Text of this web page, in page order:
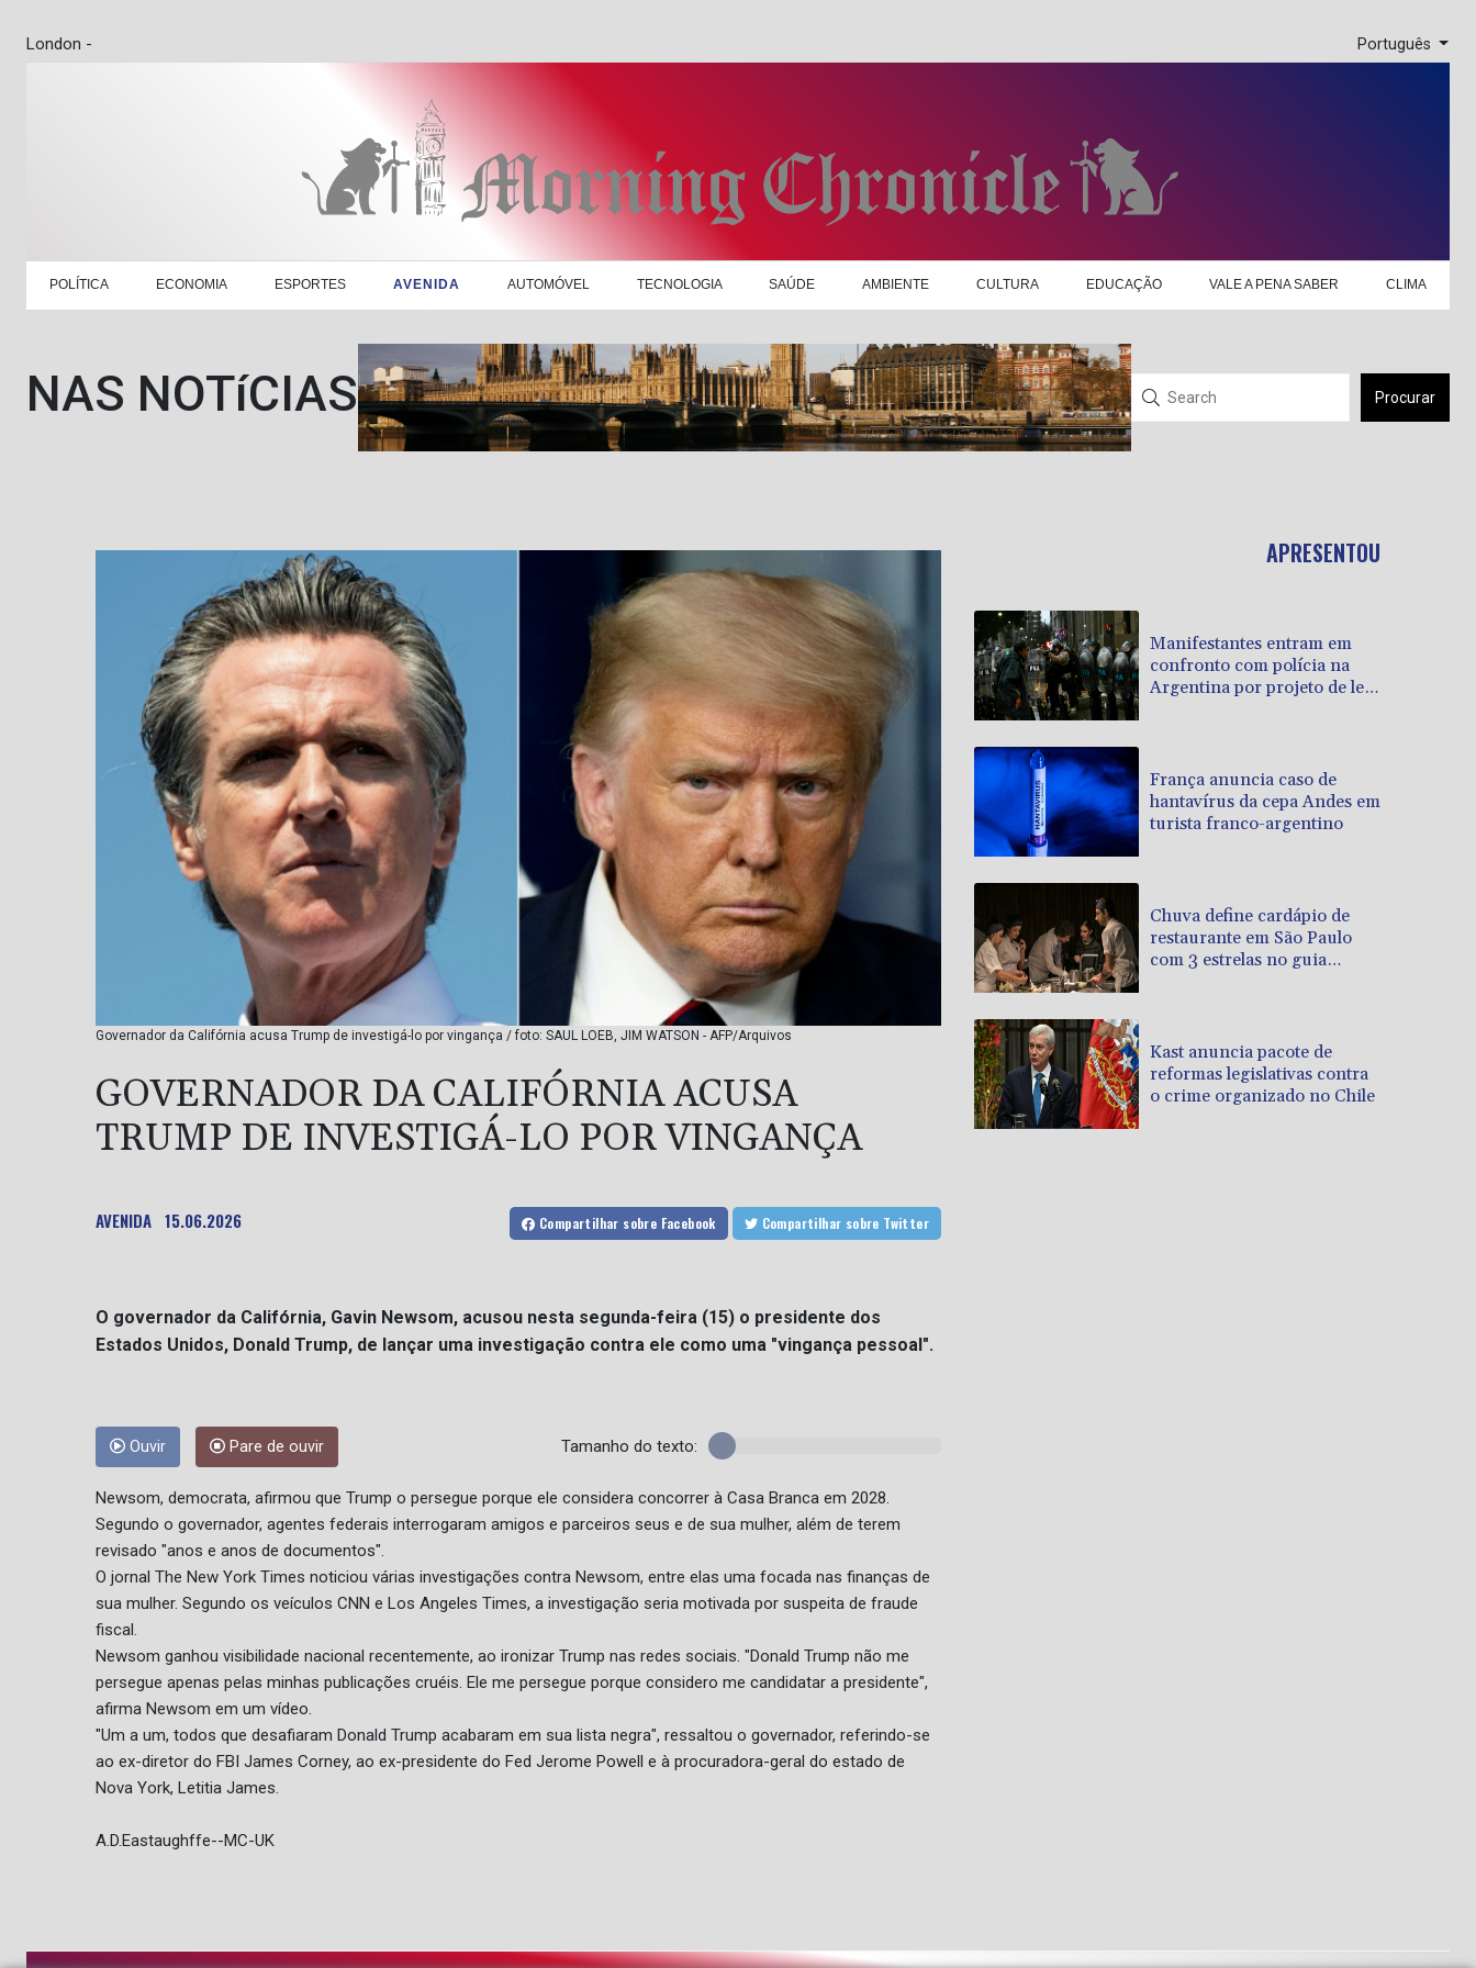
London - Português
POLÍTICA ECONOMIA ESPORTES AVENIDA AUTOMÓVEL TECNOLOGIA SAÚDE AMBIENTE CULTURA EDUCAÇÃO VALE A PENA SABER CLIMA
NAS NOTíCIAS Procurar
Governador da Califórnia acusa Trump de investigá-lo por vingança / foto: SAUL LOEB, JIM WATSON - AFP/Arquivos
GOVERNADOR DA CALIFÓRNIA ACUSA
TRUMP DE INVESTIGÁ-LO POR VINGANÇA
AVENIDA 15.06.2026 Compartilhar sobre Facebook Compartilhar sobre Twitter
O governador da Califórnia, Gavin Newsom, acusou nesta segunda-feira (15) o presidente dos
Estados Unidos, Donald Trump, de lançar uma investigação contra ele como uma "vingança pessoal".
Ouvir Pare de ouvir Tamanho do texto:
Newsom, democrata, afirmou que Trump o persegue porque ele considera concorrer à Casa Branca em 2028.
Segundo o governador, agentes federais interrogaram amigos e parceiros seus e de sua mulher, além de terem
revisado "anos e anos de documentos".
O jornal The New York Times noticiou várias investigações contra Newsom, entre elas uma focada nas finanças de
sua mulher. Segundo os veículos CNN e Los Angeles Times, a investigação seria motivada por suspeita de fraude
fiscal.
Newsom ganhou visibilidade nacional recentemente, ao ironizar Trump nas redes sociais. "Donald Trump não me
persegue apenas pelas minhas publicações cruéis. Ele me persegue porque considero me candidatar a presidente",
afirma Newsom em um vídeo.
"Um a um, todos que desafiaram Donald Trump acabaram em sua lista negra", ressaltou o governador, referindo-se
ao ex-diretor do FBI James Corney, ao ex-presidente do Fed Jerome Powell e à procuradora-geral do estado de
Nova York, Letitia James.
A.D.Eastaughffe--MC-UK
APRESENTOU
Manifestantes entram em
confronto com polícia na
Argentina por projeto de lei
França anuncia caso de
hantavírus da cepa Andes em
turista franco-argentino
Chuva define cardápio de
restaurante em São Paulo
com 3 estrelas no guia
Kast anuncia pacote de
reformas legislativas contra
o crime organizado no Chile